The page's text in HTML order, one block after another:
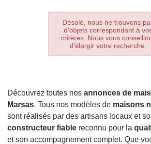
Désolé, nous ne trouvons
d'objets correspondant à
critères. Nous vous
d'élargir votre recherche.
Découvrez toutes nos annonces de
Marsas. Tous nos modèles de maisons
sont réalisés par des artisans locaux et
constructeur fiable reconnu pour la
et son accompagnement complet. Que